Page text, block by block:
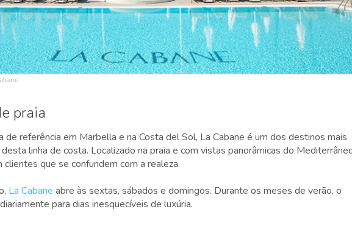
praia
de referência em Marbella e na Costa del Sol, La Cabane é um dos destinos mais
linha de costa. Localizado na praia e com vistas panorâmicas do
que se confundem com a realeza.
La Cabane abre às sextas, sábados e domingos. Durante os meses de verão, o
para dias inesquecíveis de luxúria.